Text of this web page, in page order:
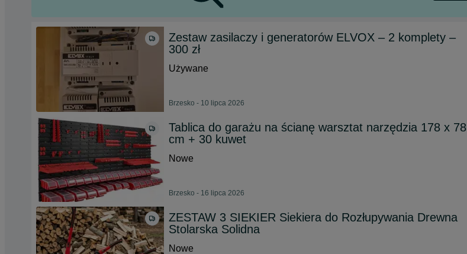
Zestaw zasilaczy i generatorów ELVOX – 2 komplety –
300 zł
Używane
Brzesko - 10 lipca 2026
Tablica do garażu na ścianę warsztat narzędzia 178 x 78
cm + 30 kuwet
Nowe
Brzesko - 16 lipca 2026
ZESTAW 3 SIEKIER Siekiera do Rozłupywania Drewna
Stolarska Solidna
Nowe